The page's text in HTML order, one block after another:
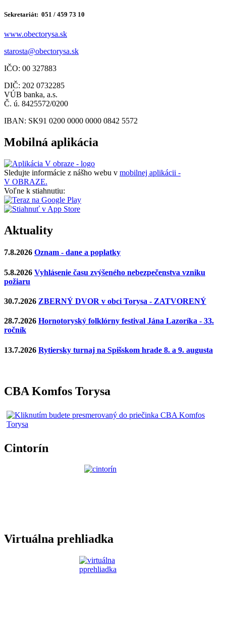
Sekretariát: 051 / 459 73 10
www.obectorysa.sk
starosta@obectorysa.sk
IČO: 00 327883
DIČ: 202 0732285
VÚB banka, a.s.
Č. ú. 8425572/0200
IBAN: SK91 0200 0000 0000 0842 5572
Mobilná aplikácia
Sledujte informácie z nášho webu v mobilnej aplikácii -
V OBRAZE.
Voľne k stiahnutiu:
Aktuality
7.8.2026 Oznam - dane a poplatky
5.8.2026 Vyhlásenie času zvýšeného nebezpečenstva vzniku
požiaru
30.7.2026 ZBERNÝ DVOR v obci Torysa - ZATVORENÝ
28.7.2026 Hornotoryský folklórny festival Jána Lazoríka - 33.
ročník
13.7.2026 Rytiersky turnaj na Spišskom hrade 8. a 9. augusta
CBA Komfos Torysa
Cintorín
Virtuálna prehliadka